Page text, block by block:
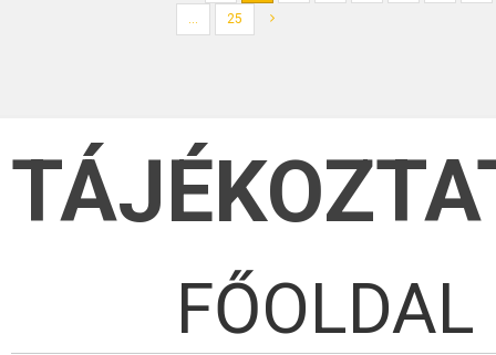
... 25
FŐOLDAL